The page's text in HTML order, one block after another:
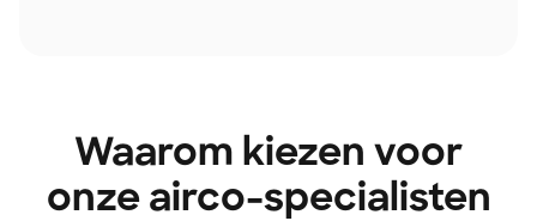
Waarom kiezen voor
onze airco-specialisten